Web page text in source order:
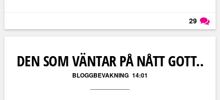
29
DEN SOM VÄNTAR PÅ NÅTT GOTT..
BLOGGBEVAKNING 14:01